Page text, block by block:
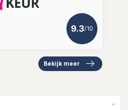
9.3/10
Bekijk meer